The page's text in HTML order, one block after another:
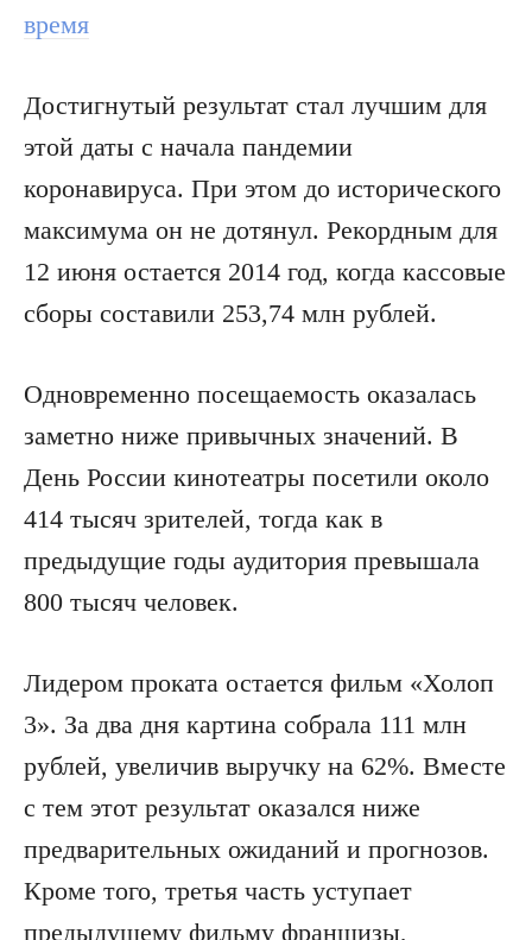
время
Достигнутый результат стал лучшим для
этой даты с начала пандемии
коронавируса. При этом до исторического
максимума он не дотянул. Рекордным для
12 июня остается 2014 год, когда кассовые
сборы составили 253,74 млн рублей.
Одновременно посещаемость оказалась
заметно ниже привычных значений. В
День России кинотеатры посетили около
414 тысяч зрителей, тогда как в
предыдущие годы аудитория превышала
800 тысяч человек.
Лидером проката остается фильм «Холоп
3». За два дня картина собрала 111 млн
рублей, увеличив выручку на 62%. Вместе
с тем этот результат оказался ниже
предварительных ожиданий и прогнозов.
Кроме того, третья часть уступает
предыдущему фильму франшизы,